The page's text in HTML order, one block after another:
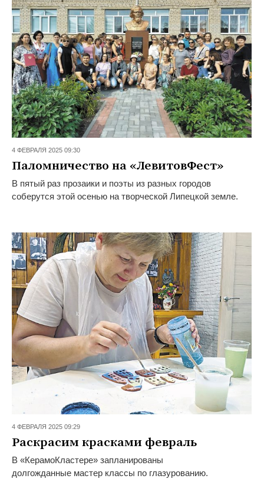
4 ФЕВРАЛЯ 2025 09:30
Паломничество на «ЛевитовФест»
В пятый раз прозаики и поэты из разных городов
соберутся этой осенью на творческой Липецкой земле.
4 ФЕВРАЛЯ 2025 09:29
Раскрасим красками февраль
В «КерамоКластере» запланированы
долгожданные мастер классы по глазурованию.